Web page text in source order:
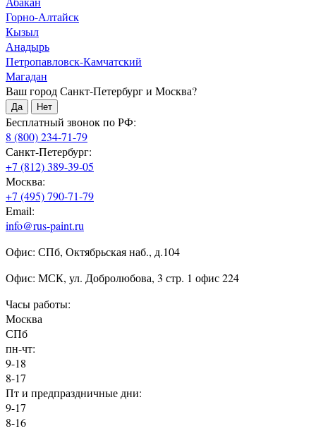
Горно-Алтайск
Кызыл
Анадырь
Петропавловск-Камчатский
Магадан
Ваш город Санкт-Петербург и Москва?
Да Нет
Бесплатный звонок по РФ:
8 (800) 234-71-79
Санкт-Петербург:
+7 (812) 389-39-05
Москва:
+7 (495) 790-71-79
Email:
info@rus-paint.ru
Офис: СПб, Октябрьская наб., д.104
Офис: МСК, ул. Добролюбова, 3 стр. 1 офис 224
Часы работы:
Москва
СПб
пн-чт:
9-18
8-17
Пт и предпраздничные дни:
9-17
8-16